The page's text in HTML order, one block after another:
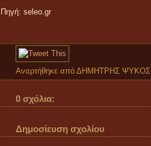
Πηγή: seleo.gr
Αναρτήθηκε από ΔΗΜΗΤΡΗΣ ΨΥΚΟΣ
0 σχόλια:
Δημοσίευση σχολίου